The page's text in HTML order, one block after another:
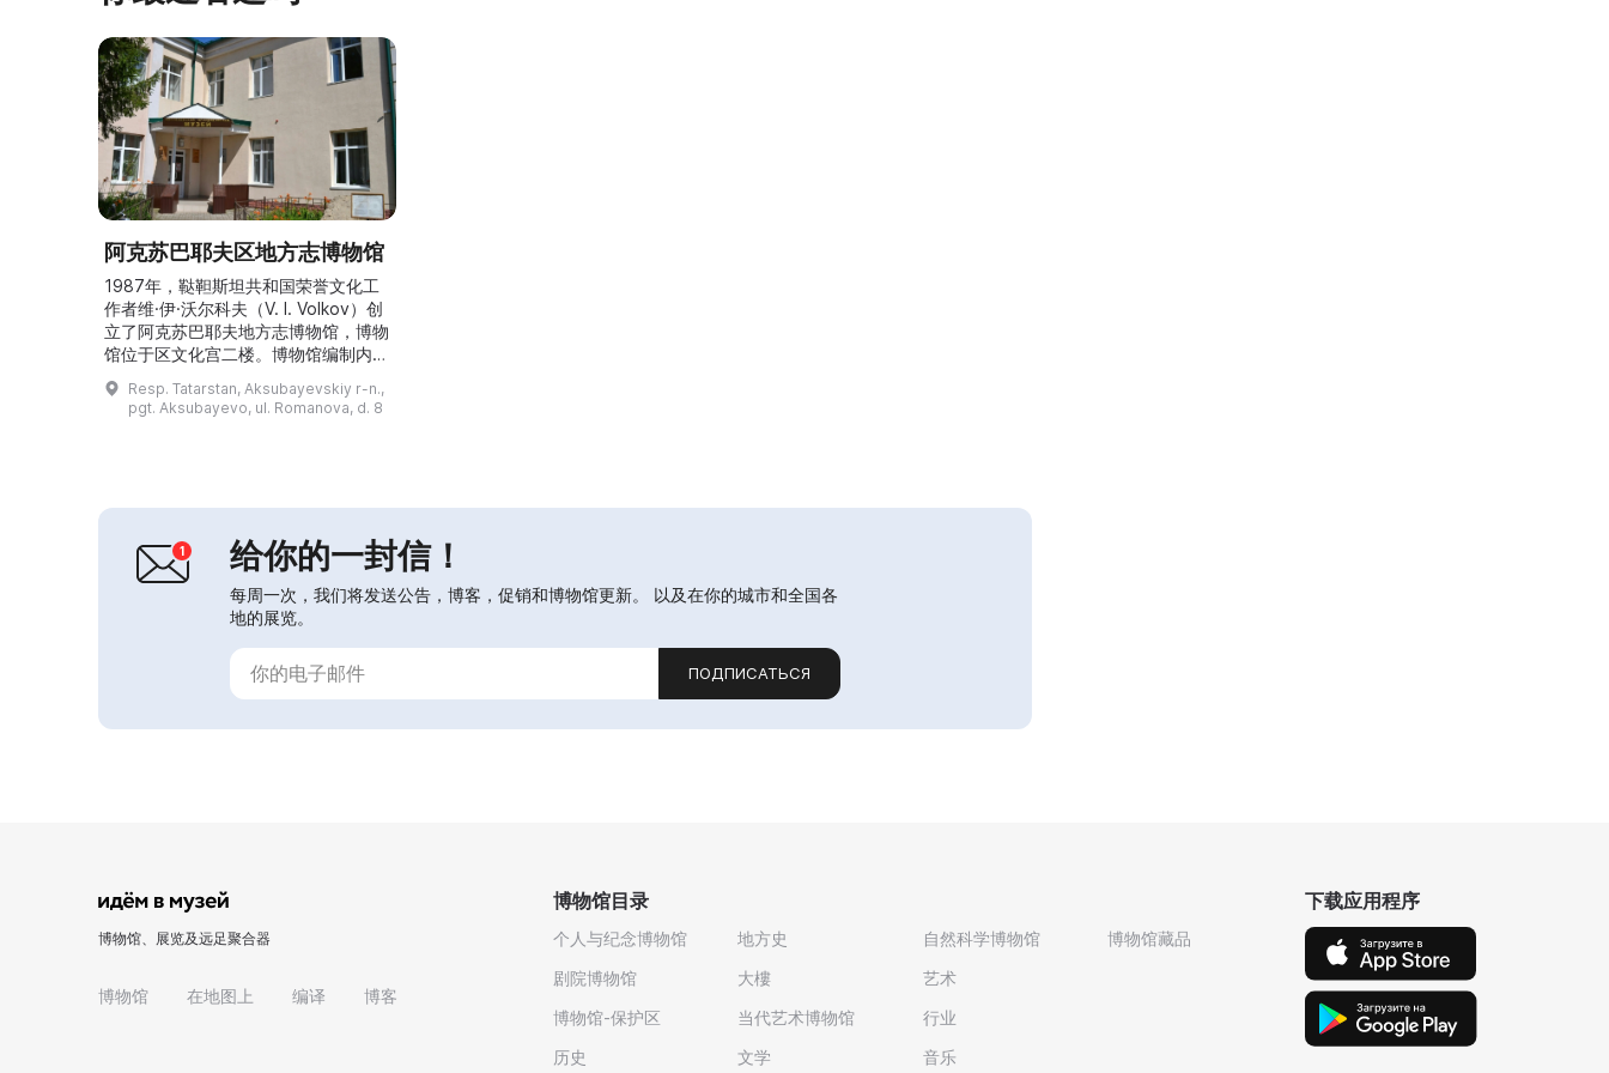
阿克苏巴耶夫区地方志博物馆
1987年，鞑靼斯坦共和国荣誉文化工
作者维·伊·沃尔科夫（V. I. Volkov）创
立了阿克苏巴耶夫地方志博物馆，博物
馆位于区文化宫二楼。博物馆编制内共
有五名工作人员。截至2021年1月1
日，博物馆馆藏总数为2727件，其中
基本馆藏2485件，科研辅助馆藏242
塑、期刊、图书及其他物品。...
Resp. Tatarstan, Aksubayevskiy r-n.,
pgt. Aksubayevo, ul. Romanova, d. 8
给你的一封信！
每周一次，我们将发送公告，博客，促销和博物馆更新。 以及在你的城市和全国各
地的展览。
ПОДПИСАТЬСЯ
博物馆、展览及远足聚合器
博物馆 在地图上 编译 博客
博物馆目录
个人与纪念博物馆
剧院博物馆
博物馆-保护区
历史
地方史
大樓
当代艺术博物馆
文学
自然科学博物馆
艺术
行业
音乐
博物馆藏品
下载应用程序